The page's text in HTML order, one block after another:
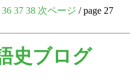
36 37 38 次ページ / page 27
史ブログ